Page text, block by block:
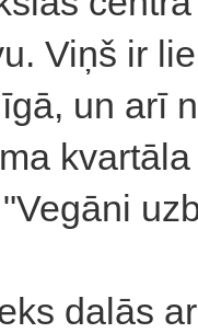
Viņš ir
un arī
dalās